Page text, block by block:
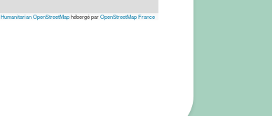
Humanitarian OpenStreetMaphébergé parOpenStreetMap France